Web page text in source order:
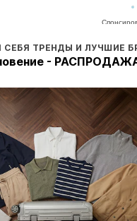
СЕБЯ ТРЕНДЫ И ЛУЧШИЕ
-